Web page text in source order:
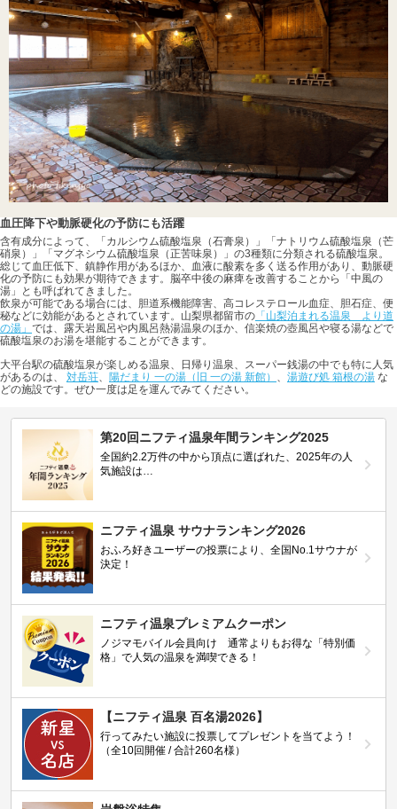
血圧降下や動脈硬化の予防にも活躍
含有成分によって、「カルシウム硫酸塩泉（石膏泉）」「ナトリウム硫酸塩泉（芒
硝泉）」「マグネシウム硫酸塩泉（正苦味泉）」の3種類に分類される硫酸塩泉。
総じて血圧低下、鎮静作用があるほか、血液に酸素を多く送る作用があり、動脈硬
化の予防にも効果が期待できます。脳卒中後の麻痺を改善することから「中風の
湯」とも呼ばれてきました。
飲泉が可能である場合には、胆道系機能障害、高コレステロール血症、胆石症、便
秘などに効能があるとされています。山梨県都留市の 「山梨泊まれる温泉 より道
の湯」 では、露天岩風呂や内風呂熱湯温泉のほか、信楽焼の壺風呂や寝る湯などで
硫酸塩泉のお湯を堪能することができます。
大平台駅の硫酸塩泉が楽しめる温泉、日帰り温泉、スーパー銭湯の中でも特に人気
があるのは、 対岳荘、 陽だまり 一の湯（旧 一の湯 新館） 、 湯遊び処 箱根の湯 な
どの施設です。ぜひ一度は足を運んでみてください。
第20回ニフティ温泉年間ランキング2025
全国約2.2万件の中から頂点に選ばれた、2025年の人
気施設は…
ニフティ温泉 サウナランキング2026
おふろ好きユーザーの投票により、全国No.1サウナが
決定！
ニフティ温泉プレミアムクーポン
ノジマモバイル会員向け 通常よりもお得な「特別価
格」で人気の温泉を満喫できる！
【ニフティ温泉 百名湯2026】
行ってみたい施設に投票してプレゼントを当てよう！
（全10回開催 / 合計260名様）